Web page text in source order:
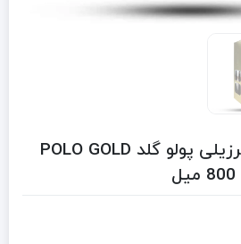
شامپو پروتئین برزیلی پولو گلد POLO GOLD